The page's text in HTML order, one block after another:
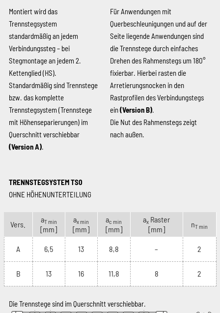
Montiert wird das
Trennstegsystem
standardmäßig an jedem
Verbindungssteg – bei
Stegmontage an jedem 2.
Kettenglied (HS).
Standardmäßig sind Trennstege
bzw. das komplette
Trennstegsystem (Trennstege
mit Höhenseparierungen) im
Querschnitt verschiebbar
(Version A).
Für Anwendungen mit
Querbeschleunigungen und auf der
Seite liegende Anwendungen sind
die Trennstege durch einfaches
Drehen des Rahmenstegs um 180°
fixierbar. Hierbei rasten die
Arretierungsnocken in den
Rastprofilen des Verbindungstegs
ein(Version B).
Die Nut des Rahmenstegs zeigt
nach außen.
TRENNSTEGSYSTEM TS0
OHNE HÖHENUNTERTEILUNG
Vers.
aT min
[mm]
ax min
[mm]
ac min
[mm]
ax Raster
[mm]
nT min
A 6,5 13 8,8 – 2
B 13 16 11,8 8 2
Die Trennstege sind im Querschnitt verschiebbar.